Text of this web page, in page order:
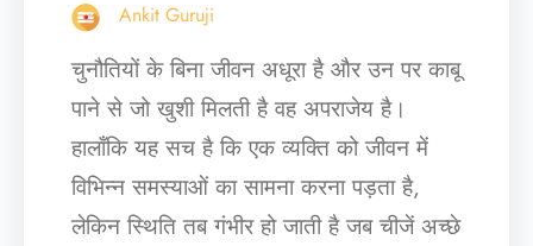
Ankit Guruji
चुनौतियों के बिना जीवन अधूरा है और उन पर काबू
पाने से जो खुशी मिलती है वह अपराजेय है।
हालाँकि यह सच है कि एक व्यक्ति को जीवन में
विभिन्न समस्याओं का सामना करना पड़ता है,
लेकिन स्थिति तब गंभीर हो जाती है जब चीजें अच्छे